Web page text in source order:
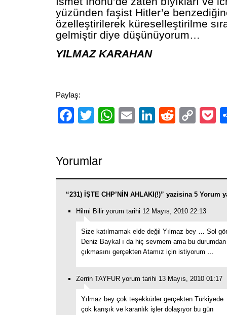
yüzünden faşist Hitler’e
özelleştirilerek küreselleştirilme
gelmiştir diye düşünüyorum…
YILMAZ KARAHAN
Paylaş:
Facebook
TwitterWhatsApp
EmailLinkedIn
Reddit
Yorumlar
“231) İŞTE CHP’NİN AHLAKI(!)” yazisina 5 Yorum
Hilmi Bilir yorum tarihi 12 Mayıs, 2010 22:13
Size katılmamak elde değil Yılmaz bey … Sol
Deniz Baykal ı da hiç sevmem ama bu
çıkmasını gerçekten Atamız için istiyorum …
Zerrin TAYFUR yorum tarihi 13 Mayıs, 2010 01:17
Yılmaz bey çok teşekkürler gerçekten Türkiyede
çok karışık ve karanlık işler dolaşıyor bu gün